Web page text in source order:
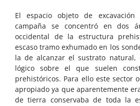
El espacio objeto de
campaña se concentró en dos
occidental de la estructura
escaso tramo exhumado en los
la de alcanzar el sustrato
lógico sobre el que suelen
prehistóricos. Para ello este sector
apropiado ya que aparentemente
de tierra conservaba de toda la